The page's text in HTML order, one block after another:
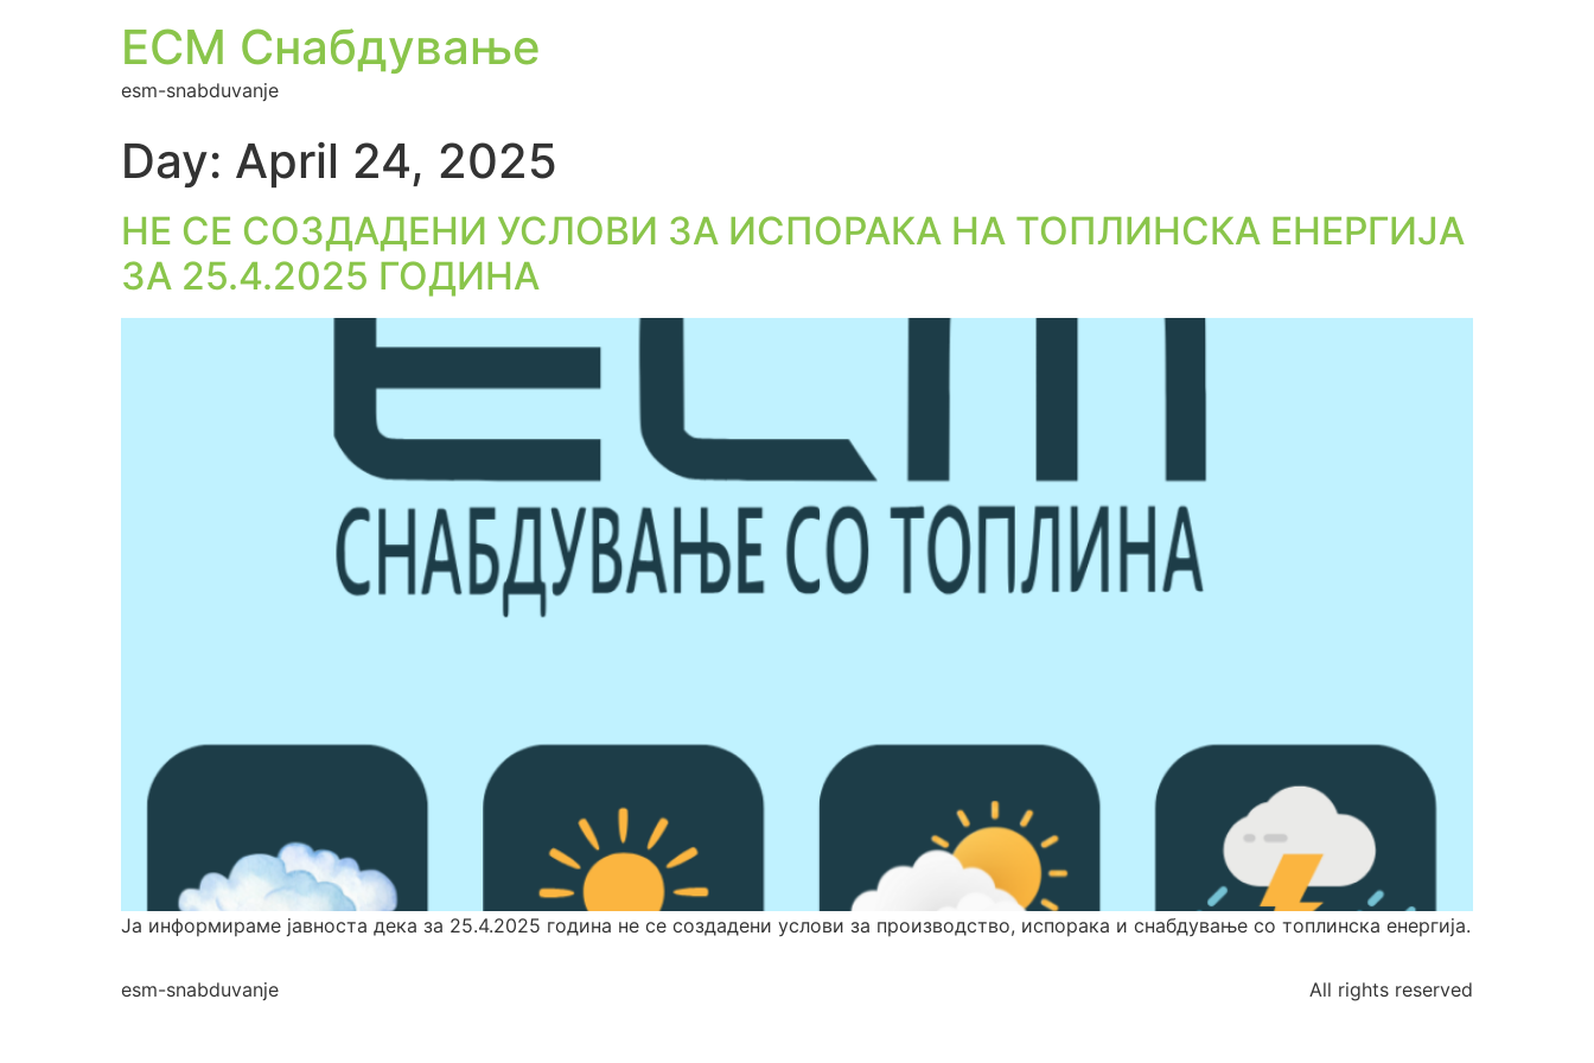
ЕСМ Снабдување
esm-snabduvanje
Day: April 24, 2025
НЕ СЕ СОЗДАДЕНИ УСЛОВИ ЗА ИСПОРАКА НА ТОПЛИНСКА ЕНЕРГИЈА
ЗА 25.4.2025 ГОДИНА
Jа информираме јавноста дека за 25.4.2025 година не се создадени услови за производство, испорака и снабдување со топлинска енергија.
esm-snabduvanje All rights reserved